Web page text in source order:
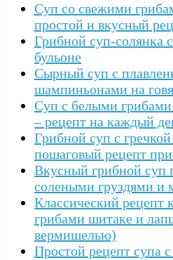
Суп со свежими
простой и вкусный
Грибной суп-солянка
бульоне
Сырный суп c
шампиньонами на
Суп с белыми
– рецепт на каждый
Грибной суп с
пошаговый рецепт
Вкусный грибной суп
солеными груздями и
Классический рецепт
грибами шитаке и
вермишелью)
Простой рецепт супа